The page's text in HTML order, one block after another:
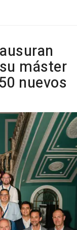
máster
nuevos